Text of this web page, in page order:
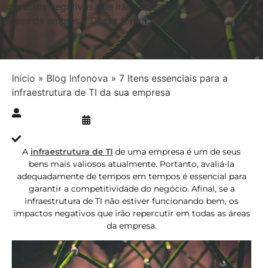
impactos negativos que irão repercutir em todas as
áreas da empresa. Dessa forma, ao […]
Início » Blog Infonova » 7 Itens essenciais para a
infraestrutura de TI da sua empresa
A infraestrutura de TI de uma empresa é um de seus
bens mais valiosos atualmente. Portanto, avaliá-la
adequadamente de tempos em tempos é essencial para
garantir a competitividade do negócio. Afinal, se a
infraestrutura de TI não estiver funcionando bem, os
impactos negativos que irão repercutir em todas as áreas
da empresa.